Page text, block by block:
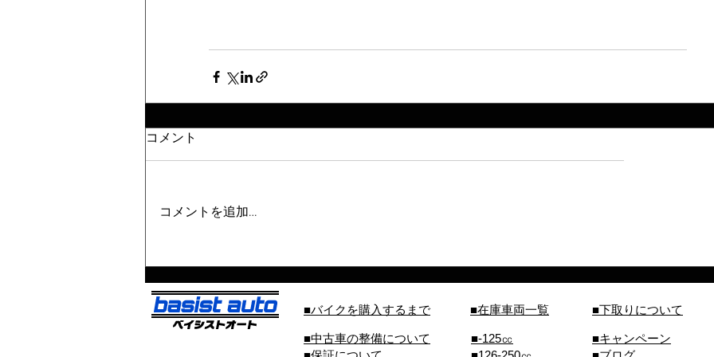
コメント
コメントを追加…
■バイクを購入するまで ■在庫車両一覧 ■下取りについて
■中古車の整備について
■-125㏄
■キャンペーン